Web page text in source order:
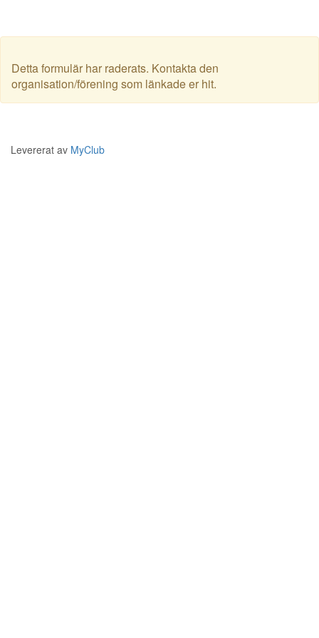
Detta formulär har raderats. Kontakta den
organisation/förening som länkade er hit.
Levererat av MyClub